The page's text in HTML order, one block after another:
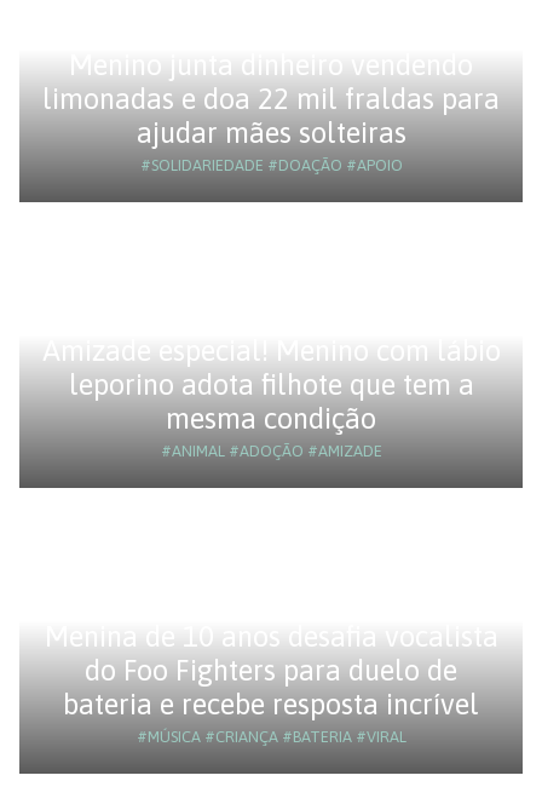
Menino junta dinheiro vendendo
limonadas e doa 22 mil fraldas para
ajudar mães solteiras
#SOLIDARIEDADE #DOAÇÃO #APOIO
Amizade especial! Menino com lábio
leporino adota filhote que tem a
mesma condição
#ANIMAL#ADOÇÃO #AMIZADE
Menina de 10 anos desafia vocalista
do Foo Fighters para duelo de
bateria e recebe resposta incrível
#MÚSICA#CRIANÇA#BATERIA#VIRAL